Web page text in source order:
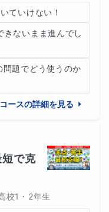
ていけない！
きないまま進んでし
題でどう使うのか
コースの詳細を見る
で克
校1・2年生